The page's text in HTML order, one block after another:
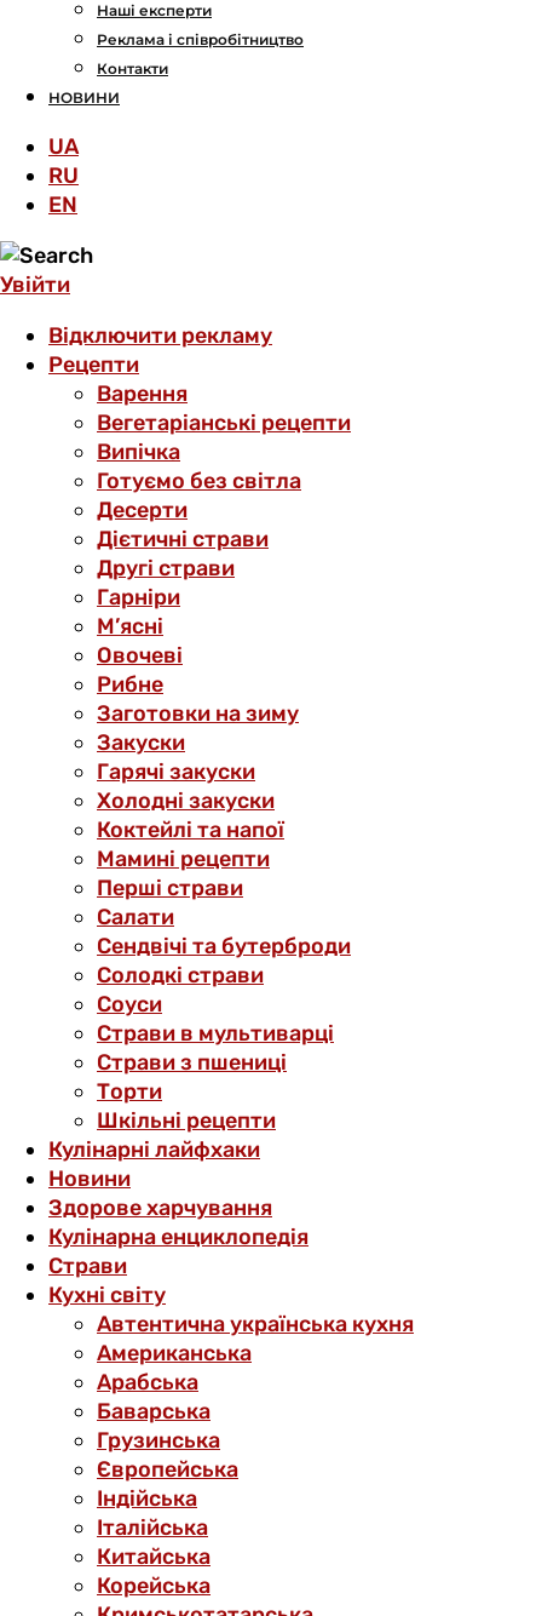
Наші експерти
Реклама і співробітництво
Контакти
НОВИНИ
UA
RU
EN
Увійти
Відключити рекламу
Рецепти
Варення
Вегетаріанські рецепти
Випічка
Готуємо без світла
Десерти
Дієтичні страви
Другі страви
Гарніри
М’ясні
Овочеві
Рибне
Заготовки на зиму
Закуски
Гарячі закуски
Холодні закуски
Коктейлі та напої
Мамині рецепти
Перші страви
Салати
Сендвічі та бутерброди
Солодкі страви
Соуси
Страви в мультиварці
Страви з пшениці
Торти
Шкільні рецепти
Кулінарні лайфхаки
Новини
Здорове харчування
Кулінарна енциклопедія
Страви
Кухні світу
Автентична українська кухня
Американська
Арабська
Баварська
Грузинська
Європейська
Індійська
Італійська
Китайська
Корейська